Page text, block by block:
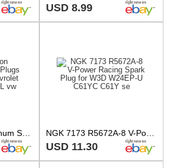
USD 8.99
6 pc Champion Platinum Spark Plugs for 1967-1969 Chevrolet K10 Suburban 4.1L vw NGK 7173 R5672A-8 V-Power Racing Spark Plug for W3D W24EP-U C61YC C61Y se
USD 11.30